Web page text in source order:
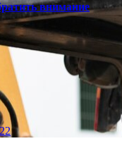
внимание